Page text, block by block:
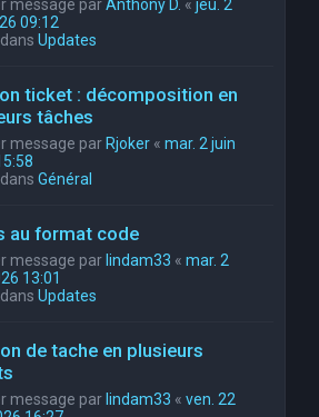
message parAnthony D. « jeu. 2
09:12
Updates
ticket : décomposition en
tâches
message par Rjoker « mar. 2 juin
Général
au format code
message par lindam33 « mar. 2
13:01
Updates
de tache en plusieurs
message par lindam33 « ven. 22